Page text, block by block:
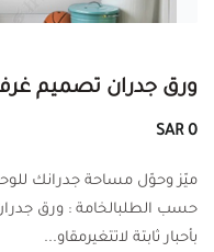
ورق جدران تصميم
0 SAR
ميّز وحوّل مساحة جدرانك
حسب الطلبالخامة : ورق
بأحبار ثابتة لاتتغيرمقاو...